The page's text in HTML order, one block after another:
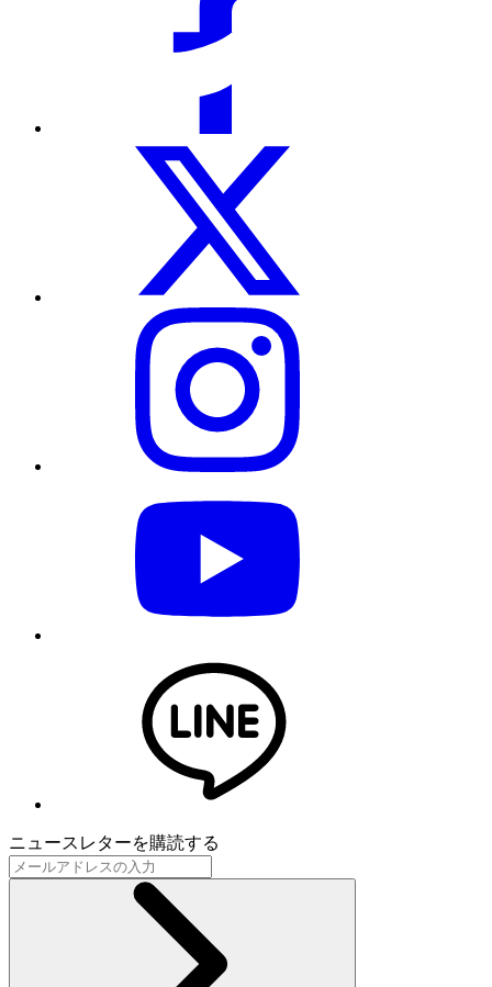
ニュースレターを購読する